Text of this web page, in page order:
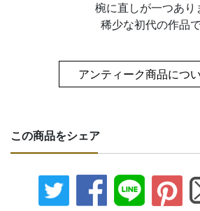
椀に直しが一つあり
稀少な初代の作品
アンティーク商品に
この商品をシェア